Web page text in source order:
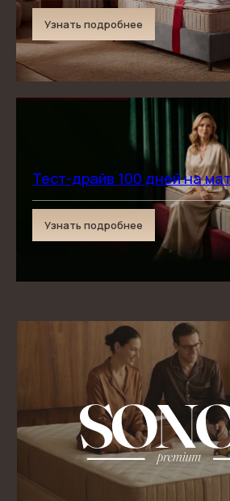
Узнать подробнее
Тест-драйв 100 дней на
Узнать подробнее
Подробнее
Гарантийные
обязательсва
Условия гарантии на товары: сроки
действия, порядок предъявления
претензий и гарантийного
обслуживания
Доставка и оплата
Условия и варианты оплаты. Сроки
и способы получения — выбирайте, как
будет удобно именно вам